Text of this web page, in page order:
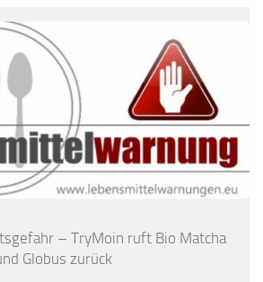
– TryMoin ruft Bio Matcha
Globus zurück